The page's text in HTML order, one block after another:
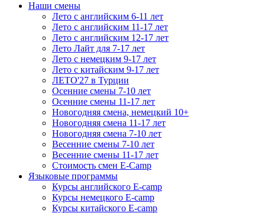
Наши смены
Лето с английским 6-11 лет
Лето с английским 11-17 лет
Лето с английским 12-17 лет
Лето Лайт для 7-17 лет
Лето c немецким 9-17 лет
Лето с китайским 9-17 лет
ЛЕТО'27 в Турции
Осенние смены 7-10 лет
Осенние смены 11-17 лет
Новогодняя смена, немецкий 10+
Новогодняя смена 11-17 лет
Новогодняя смена 7-10 лет
Весенние смены 7-10 лет
Весенние смены 11-17 лет
Стоимость смен E-Camp
Языковые программы
Курсы английского E-camp
Курсы немецкого E-camp
Курсы китайского E-camp